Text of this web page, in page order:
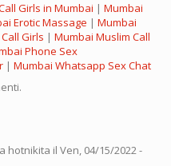
Girls in Mumbai | Mumbai
Erotic Massage | Mumbai
Girls | Mumbai Muslim Call
Phone Sex
| Mumbai Whatsapp Sex Chat
hotnikita il Ven, 04/15/2022 -